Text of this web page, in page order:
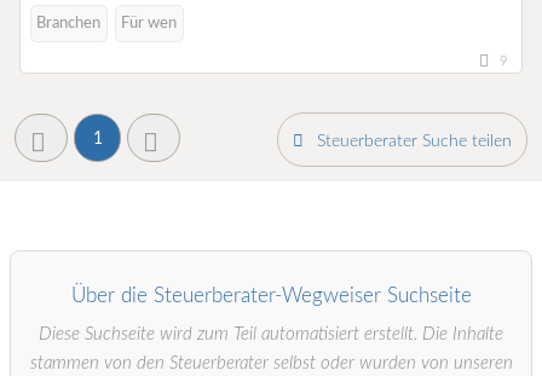
Branchen Für wen
9
1 Steuerberater Suche teilen
Über die Steuerberater-Wegweiser Suchseite
Diese Suchseite wird zum Teil automatisiert erstellt. Die Inhalte
stammen von den Steuerberater selbst oder wurden von unseren